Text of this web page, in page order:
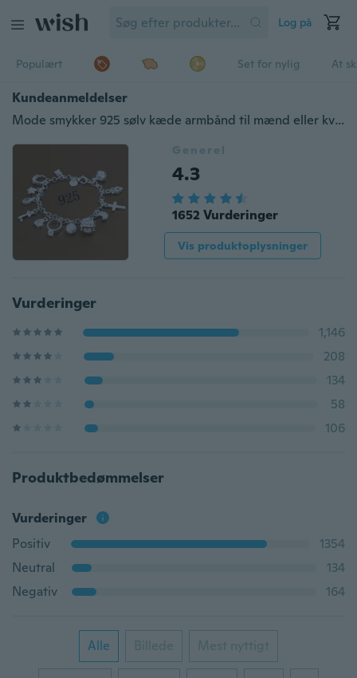
Log på
Populært Set for nylig At
Kundeanmeldelser
Mode smykker 925 sølv kæde armbånd til mænd eller kvinder
Generel
4.3
1652 Vurderinger
Vis produktoplysninger
Vurderinger
1,146
208
134
58
106
Produktbedømmelser
Vurderinger
Positiv
1354
Neutral
134
Negativ
164
Alle Billede Mest nyttigt